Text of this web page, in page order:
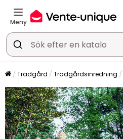
Meny
Trädgård Trädgårdsinredning